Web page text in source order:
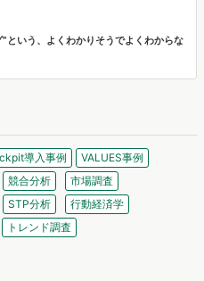
という、よくわかりそうでよくわからな
導入事例
VALUES事例
競合分析
市場調査
STP分析
行動経済学
トレンド調査